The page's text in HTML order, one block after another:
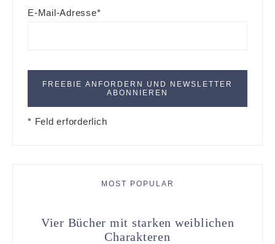
E-Mail-Adresse*
* Feld erforderlich
MOST POPULAR
Vier Bücher mit starken weiblichen
Charakteren